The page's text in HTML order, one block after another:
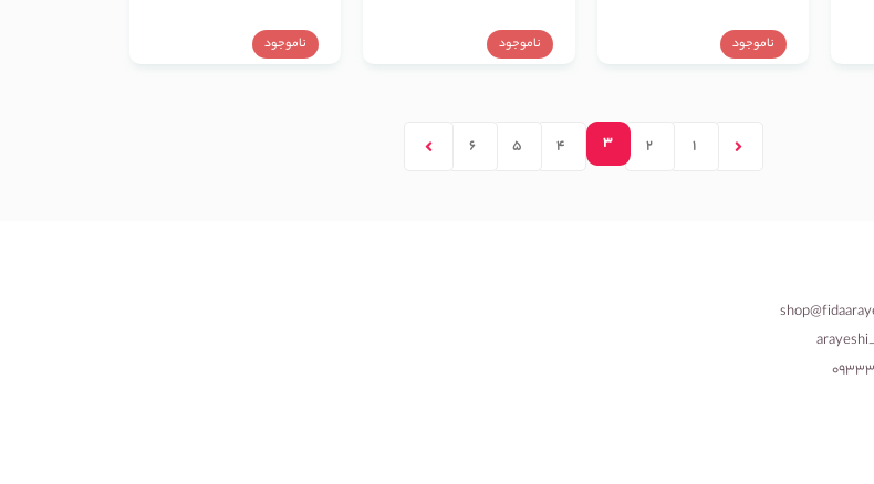
ناموجود ناموجود ناموجود
1
2
3
4
5
6